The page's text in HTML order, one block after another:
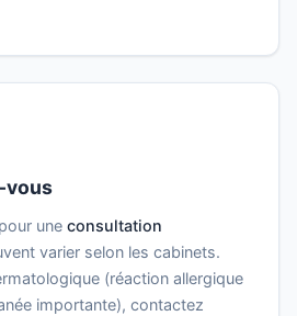
vous
une consultation
varier selon les cabinets.
(réaction allergique
importante), contactez